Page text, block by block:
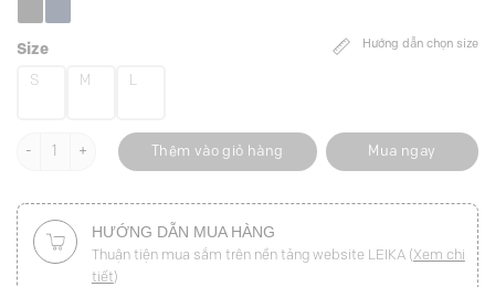
Hướng dẫn chọn size
Size
S M L
Quần suông denim quai nhê đôi số lượng
Thêm vào giỏ hàng Mua ngay
HƯỚNG DẪN MUA HÀNG
Thuận tiện mua sắm trên nền tảng website LEIKA (Xem chi
tiết)